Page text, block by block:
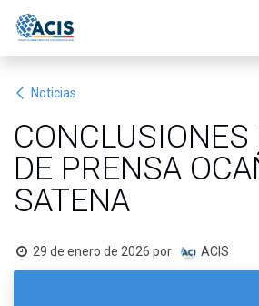
Noticias
CONCLUSIONES
DE PRENSA
SATENA
29 de enero de 2026 por ACIS